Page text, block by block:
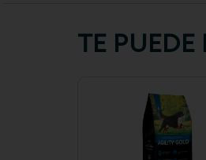
TE PUEDE